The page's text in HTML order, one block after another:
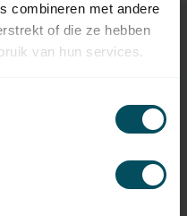
combineren met andere
of die ze hebben
van hun services.